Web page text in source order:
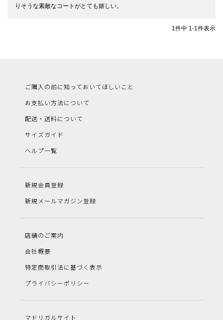
りそうな素敵なコートがとても嬉しい。
1件中 1-1件表示
ご購入の前に知っておいてほしいこと
お支払い方法について
配送・送料について
サイズガイド
ヘルプ一覧
新規会員登録
新規メールマガジン登録
店舗のご案内
会社概要
特定商取引法に基づく表示
プライバシーポリシー
マドリガルサイト